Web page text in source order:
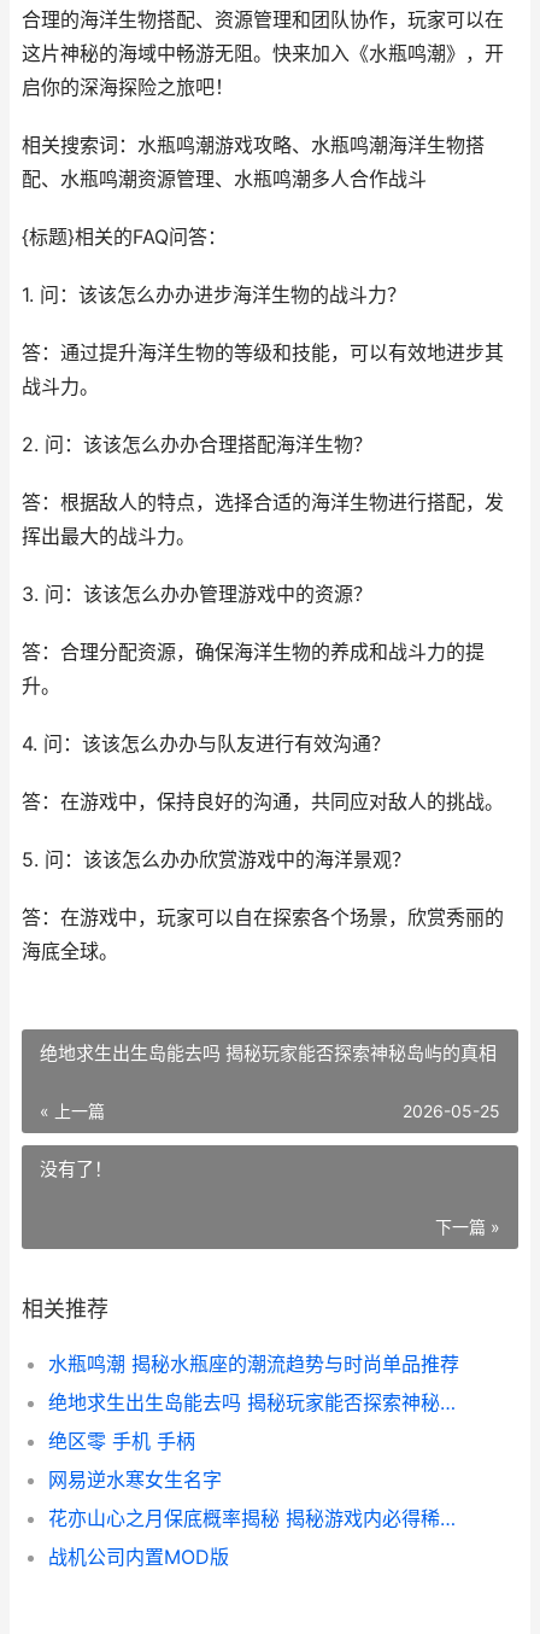
合理的海洋生物搭配、资源管理和团队协作，玩家可以在
这片神秘的海域中畅游无阻。快来加入《水瓶鸣潮》，开
启你的深海探险之旅吧！
相关搜索词：水瓶鸣潮游戏攻略、水瓶鸣潮海洋生物搭
配、水瓶鸣潮资源管理、水瓶鸣潮多人合作战斗
{标题}相关的FAQ问答：
1. 问：该该怎么办办进步海洋生物的战斗力？
答：通过提升海洋生物的等级和技能，可以有效地进步其
战斗力。
2. 问：该该怎么办办合理搭配海洋生物？
答：根据敌人的特点，选择合适的海洋生物进行搭配，发
挥出最大的战斗力。
3. 问：该该怎么办办管理游戏中的资源？
答：合理分配资源，确保海洋生物的养成和战斗力的提
升。
4. 问：该该怎么办办与队友进行有效沟通？
答：在游戏中，保持良好的沟通，共同应对敌人的挑战。
5. 问：该该怎么办办欣赏游戏中的海洋景观？
答：在游戏中，玩家可以自在探索各个场景，欣赏秀丽的
海底全球。
绝地求生出生岛能去吗 揭秘玩家能否探索神秘岛屿的真相
« 上一篇 2026-05-25
没有了！
下一篇 »
相关推荐
水瓶鸣潮 揭秘水瓶座的潮流趋势与时尚单品推荐
绝地求生出生岛能去吗 揭秘玩家能否探索神秘岛屿的真相
绝区零 手机 手柄
网易逆水寒女生名字
花亦山心之月保底概率揭秘 揭秘游戏内必得稀有资源的几率
战机公司内置MOD版